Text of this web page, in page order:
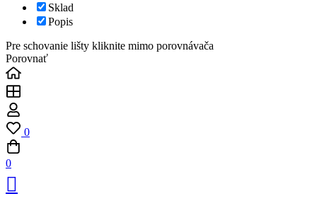
Sklad
Popis
Pre schovanie lišty kliknite mimo porovnávača
Porovnať
0
0